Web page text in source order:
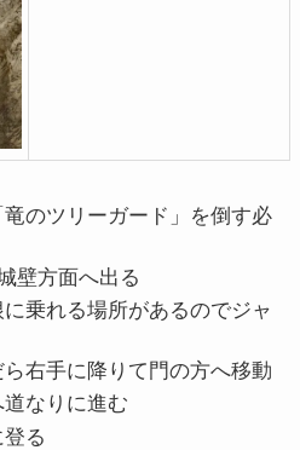
のツリーガード」を倒す必
壁方面へ出る
乗れる場所があるのでジャ
右手に降りて門の方へ移動
なりに進む
る